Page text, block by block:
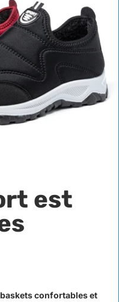
est
confortables et